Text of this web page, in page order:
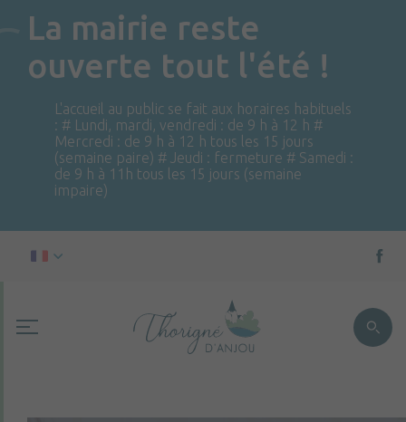
La mairie reste
ouverte tout l'été !
L'accueil au public se fait aux horaires habituels
: # Lundi, mardi, vendredi : de 9 h à 12 h #
Mercredi : de 9 h à 12 h tous les 15 jours
(semaine paire) # Jeudi : fermeture # Samedi :
de 9 h à 11h tous les 15 jours (semaine
impaire)